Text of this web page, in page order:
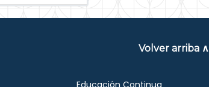
Volver arriba ∧
Educación Continua